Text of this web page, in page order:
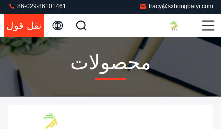
tracy@sxhongbaiyi.com
86-029-86101461
نقل قول
محصولات